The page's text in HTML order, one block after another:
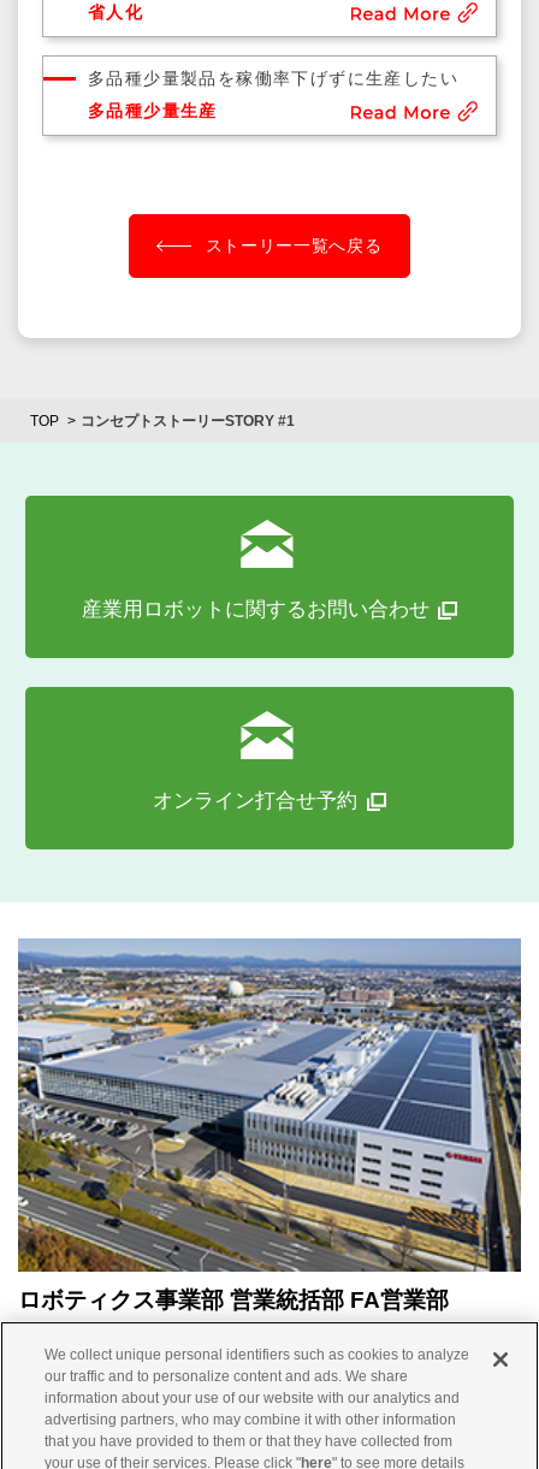
省人化
多品種少量製品を稼働率下げずに生産したい
多品種少量生産
ストーリー一覧へ戻る
TOP コンセプトストーリーSTORY #1
産業用ロボットに関するお問い合わせ
オンライン打合せ予約
ロボティクス事業部 営業統括部 FA営業部
0120-808-693
※携帯電話からでもご利用になれます。
受付時間8:45～19:45 月～金曜日
9:00～17:00 土曜日（祝日、弊社所定の休日等を除く）
We collect unique personal identifiers such as cookies to analyze
our traffic and to personalize content and ads. We share
information about your use of our website with our analytics and
advertising partners, who may combine it with other information
that you have provided to them or that they have collected from
your use of their services. Please click "here" to see more details